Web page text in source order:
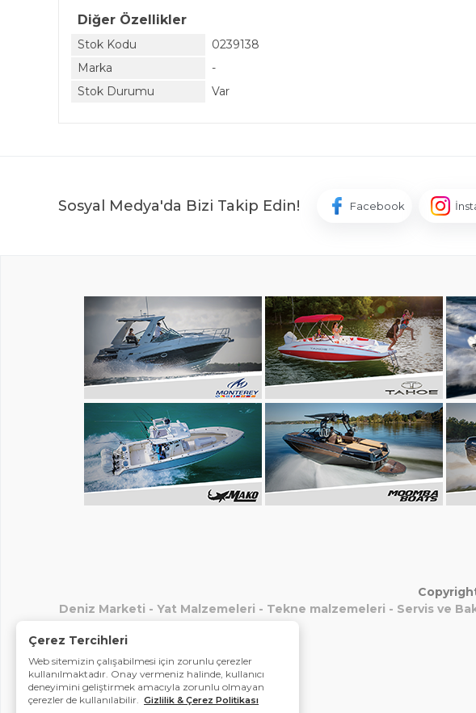
Diğer Özellikler
Stok Kodu
0239138
Marka
-
Stok Durumu
Var
Sosyal Medya'da Bizi Takip Edin! Facebook
Deniz Marketi - Yat Malzemeleri - Tekne malzemeleri - Servis ve
Çerez Tercihleri
Web sitemizin çalışabilmesi için zorunlu çerezler
kullanılmaktadır. Onay vermeniz halinde, kullanıcı
deneyimini geliştirmek amacıyla zorunlu olmayan
çerezler de kullanılabilir. Gizlilik & Çerez Politikası